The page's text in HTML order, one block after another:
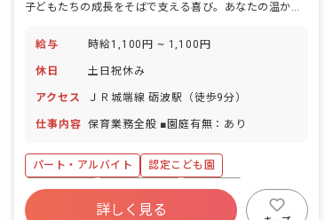
子どもたちの成長をそばで支える喜び。あなたの温かい心を活かしませんか？
給与 時給1,100円 ~ 1,100円
休日 土日祝休み
アクセス ＪＲ城端線 砺波駅（徒歩9分）
仕事内容 保育業務全般 ■園庭有無：あり
パート・アルバイト
認定こども園
土日祝休み
産休育休制度 車通勤可
詳しく見る